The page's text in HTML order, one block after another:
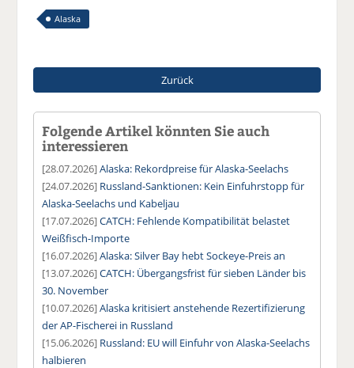
Alaska
Zurück
Folgende Artikel könnten Sie auch
interessieren
[28.07.2026]Alaska: Rekordpreise für Alaska-Seelachs
[24.07.2026] Russland-Sanktionen: Kein Einfuhrstopp für
Alaska-Seelachs und Kabeljau
[17.07.2026]CATCH: Fehlende Kompatibilität belastet
Weißfisch-Importe
[16.07.2026]Alaska: Silver Bay hebt Sockeye-Preis an
[13.07.2026]CATCH: Übergangsfrist für sieben Länder bis
30. November
[10.07.2026]Alaska kritisiert anstehende Rezertifizierung
der AP-Fischerei in Russland
[15.06.2026] Russland: EU will Einfuhr von Alaska-Seelachs
halbieren